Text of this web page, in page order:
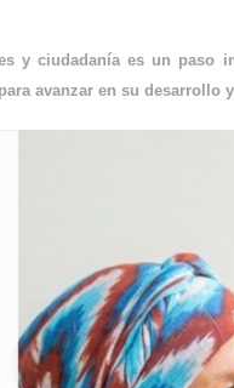
y ciudadanía es un
avanzar en su